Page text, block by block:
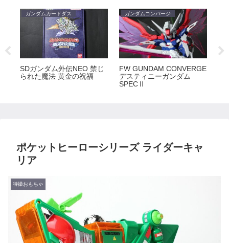
ガンダムカードダス
SDガンダム外伝NEO 禁じ
られた魔法 黄金の祝福
ガンダムコンバージ
FW GUNDAM CONVERGE
デスティニーガンダム
SPECⅡ
ポケットヒーローシリーズ ライダーキャ
リア
特撮おもちゃ